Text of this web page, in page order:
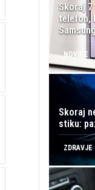
Skoraj 7
telefon,
NOVICE
Skoraj
stiku:
ZDRAVJE